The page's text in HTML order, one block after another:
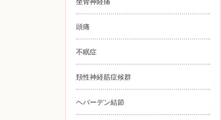
頭痛
不眠症
頚性神経筋症候群
ヘバーデン結節